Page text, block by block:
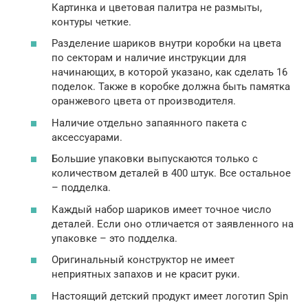
Картинка и цветовая палитра не размыты,
контуры четкие.
Разделение шариков внутри коробки на цвета
по секторам и наличие инструкции для
начинающих, в которой указано, как сделать 16
поделок. Также в коробке должна быть памятка
оранжевого цвета от производителя.
Наличие отдельно запаянного пакета с
аксессуарами.
Большие упаковки выпускаются только с
количеством деталей в 400 штук. Все остальное
– подделка.
Каждый набор шариков имеет точное число
деталей. Если оно отличается от заявленного на
упаковке – это подделка.
Оригинальный конструктор не имеет
неприятных запахов и не красит руки.
Настоящий детский продукт имеет логотип Spin